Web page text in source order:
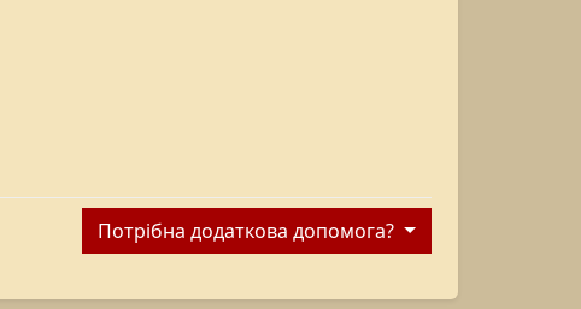
Потрібна додаткова допомога?